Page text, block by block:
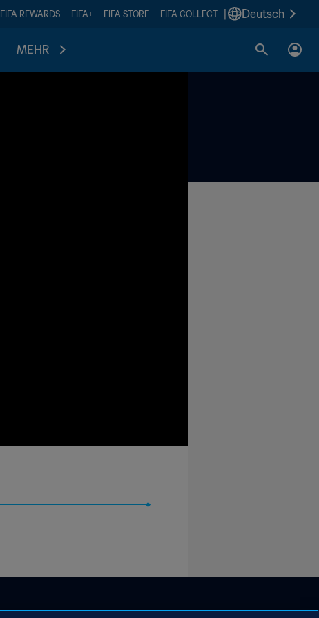
FIFA REWARDS FIFA+ FIFA STORE FIFA COLLECT Deutsch
MEHR